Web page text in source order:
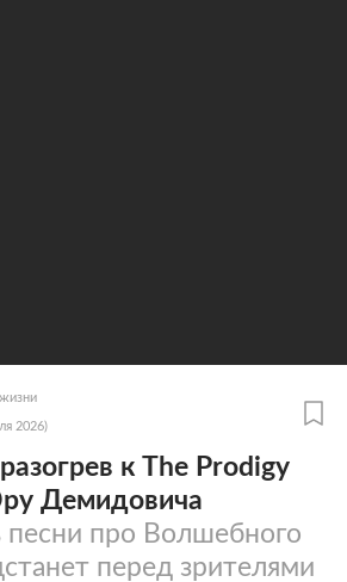
2026)
к The Prodigy
Демидовича
песни про Волшебного
перед зрителями